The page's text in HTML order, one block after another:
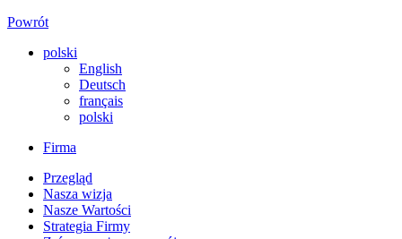
Powrót
polski
English
Deutsch
français
polski
Firma
Przegląd
Nasza wizja
Nasze Wartości
Strategia Firmy